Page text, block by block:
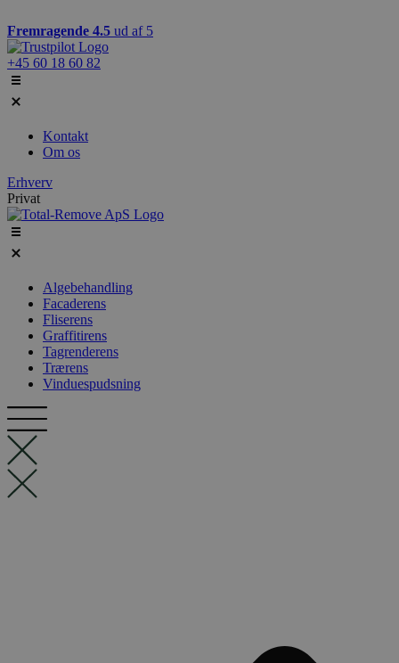
til
indhold
Fremragende 4.5 ud af 5
+45 60 18 60 82
Kontakt
Om os
Erhverv
Privat
Algebehandling
Facaderens
Fliserens
Graffitirens
Tagrenderens
Trærens
Vinduespudsning